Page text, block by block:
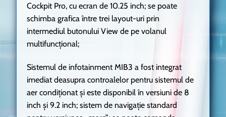
Cockpit Pro, cu ecran de 10.25 inch; se poate
schimba grafica între trei layout-uri prin
intermediul butonului View de pe volanul
multifuncțional;
Sistemul de infotainment MIB3 a fost integrat
imediat deasupra controalelor pentru sistemul de
aer condiționat și este disponibil în versiuni de 8
inch și 9.2 inch; sistem de navigație standard